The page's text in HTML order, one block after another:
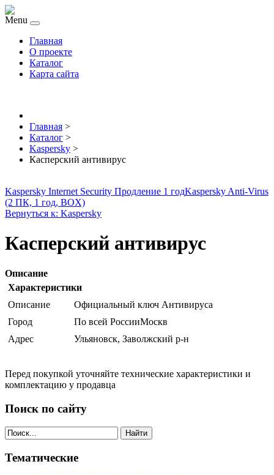
Menu
Главная
О проекте
Каталог
Карта сайта
Главная >
Каталог >
Kaspersky >
Касперский антивирус
Kaspersky Internet Security Продление 1 годKaspersky Anti-Virus
(2 ПК, 1 год, BOX)
Вернуться к: Kaspersky
Касперский антивирус
Описание
Характеристики
Описание
Официальный ключ Антивируса
Город
По всей РоссииМоскв
Адрес
Ульяновск, Заволжский р-н
Перед покупкой уточняйте технические характеристики и
комплектацию у продавца
Поиск по сайту
Найти
Тематические